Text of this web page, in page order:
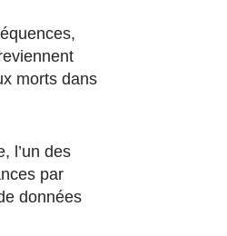
morts dans
l’un des
par
données